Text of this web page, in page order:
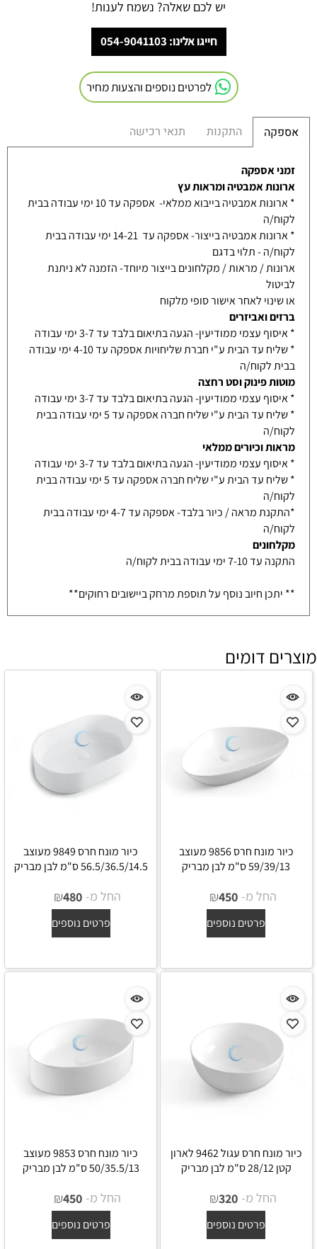
יש לכם שאלה? נשמח לענות!
חייגו אלינו: 054-9041103
לפרטים נוספים והצעות מחיר
אספקה התקנות תנאי רכישה
זמני אספקה
ארונות אמבטיה ומראות עץ
* ארונות אמבטיה בייבוא ממלאי- אספקה עד 10 ימי עבודה בבית
לקוח/ה
* ארונות אמבטיה בייצור- אספקה עד 14-21 ימי עבודה בבית
לקוח/ה - תלוי בדגם
ארונות / מראות / מקלחונים בייצור מיוחד- הזמנה לא ניתנת
לביטול
או שינוי לאחר אישור סופי מלקוח
ברזים ואביזרים
* איסוף עצמי ממודיעין- הגעה בתיאום בלבד עד 3-7 ימי עבודה
* שליח עד הבית ע"י חברת שליחויות אספקה עד 4-10 ימי עבודה
בבית לקוח/ה
מוטות פינוק וסט רחצה
* איסוף עצמי ממודיעין- הגעה בתיאום בלבד עד 3-7 ימי עבודה
* שליח עד הבית ע"י שליח חברה אספקה עד 5 ימי עבודה בבית
לקוח/ה
מראות וכיורים ממלאי
* איסוף עצמי ממודיעין- הגעה בתיאום בלבד עד 3-7 ימי עבודה
* שליח עד הבית ע"י שליח חברה אספקה עד 5 ימי עבודה בבית
לקוח/ה
*התקנת מראה / כיור בלבד- אספקה עד 4-7 ימי עבודה בבית
לקוח/ה
מקלחונים
התקנה עד 7-10 ימי עבודה בבית לקוח/ה
** יתכן חיוב נוסף על תוספת מרחק ביישובים רחוקים**
מוצרים דומים
כיור מונח חרס 9856 מעוצב
59/39/13 ס"מ לבן מבריק
החל מ- ₪450
פרטים נוספים
כיור מונח חרס 9849 מעוצב
56.5/36.5/14.5 ס"מ לבן מבריק
החל מ- ₪480
פרטים נוספים
כיור מונח חרס עגול 9462 לארון
קטן 28/12 ס"מ לבן מבריק
החל מ- ₪320
פרטים נוספים
כיור מונח חרס 9853 מעוצב
50/35.5/13 ס"מ לבן מבריק
החל מ- ₪450
פרטים נוספים